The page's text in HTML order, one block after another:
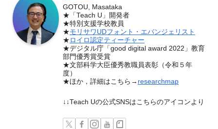
GOTOU, Masataka
★「Teach U」開発者
★特別支援学校教員
★モリサワUDフォント・エバンジェリスト
★ ロイロ認定ティーチャー
★デジタル庁「good digital award 2022」教育
部門優秀賞受賞
★文部科学大臣優秀教職員表彰（令和５年
度）
★ほか，詳細はこちら→ researchmap
↓↓Teach Uの公式SNSはこちらのアイコンより